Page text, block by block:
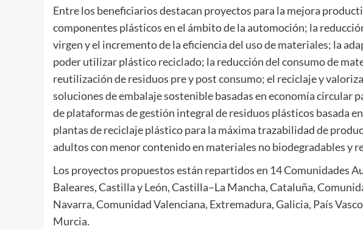
Entre los beneficiarios destacan proyectos para la mejora
componentes plásticos en el ámbito de la automoción; la
virgen y el incremento de la eficiencia del uso de materiales; la
poder utilizar plástico reciclado; la reducción del consumo de
reutilización de residuos pre y post consumo; el reciclaje y
soluciones de embalaje sostenible basadas en economía circular
de plataformas de gestión integral de residuos plásticos basada
plantas de reciclaje plástico para la máxima trazabilidad de
adultos con menor contenido en materiales no biodegradables y
Los proyectos propuestos están repartidos en 14 Comunidades
Baleares, Castilla y León, Castilla–La Mancha, Cataluña,
Navarra, Comunidad Valenciana, Extremadura, Galicia, País
Murcia.